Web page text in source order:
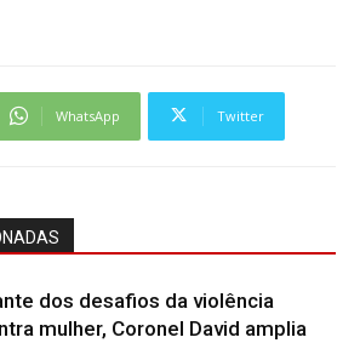
WhatsApp Twitter
dos desafios da violência
mulher, Coronel David amplia